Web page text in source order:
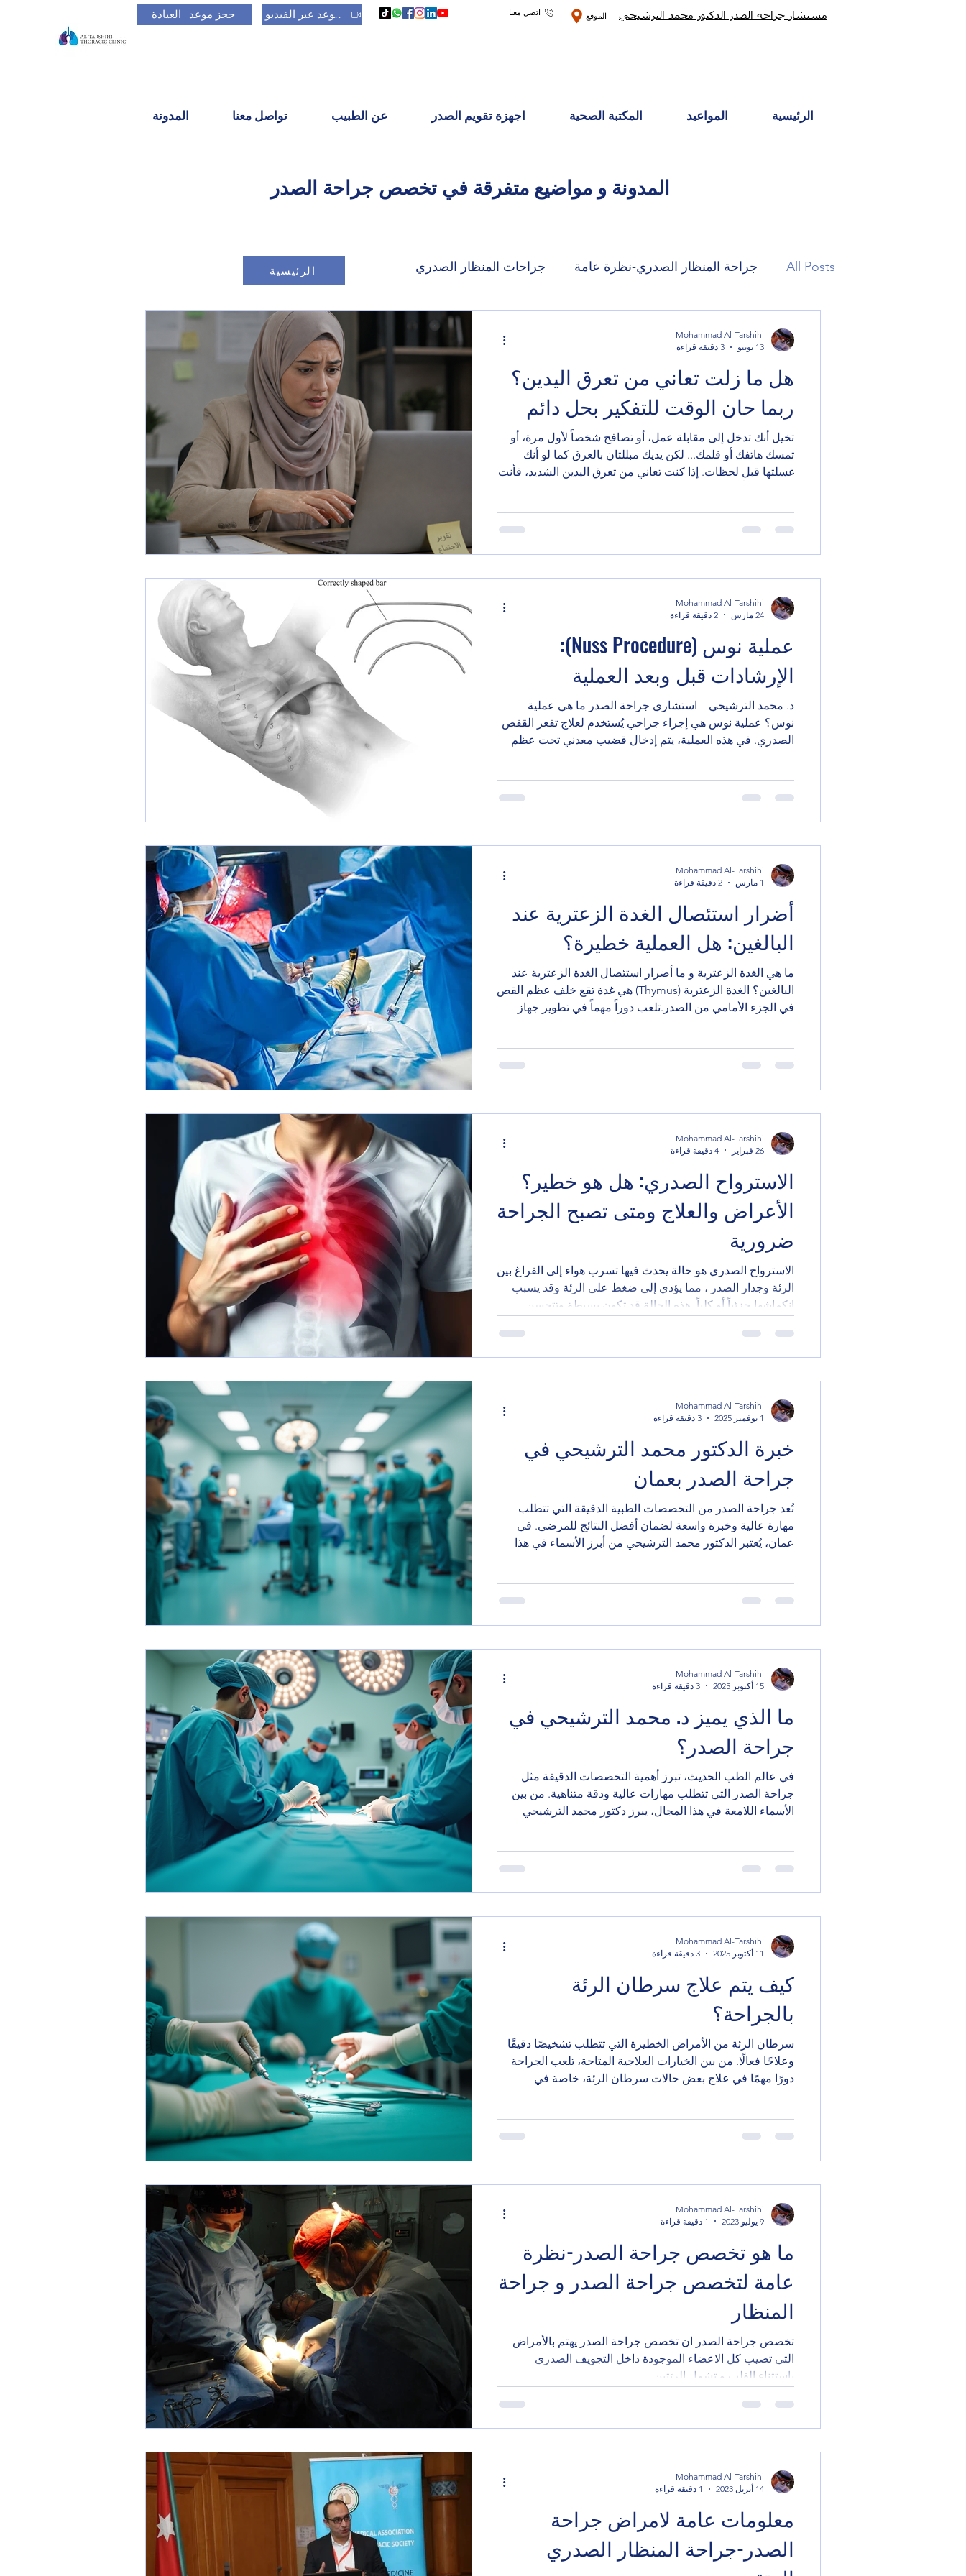
حجز موعد | العيادة حجز موعد عبر الفيديو اتصل معنا الموقع مستشار جراحة الصدر الدكتور محمد الترشيحي
الرئيسية المواعيد المكتبة الصحية اجهزة تقويم الصدر عن الطبيب تواصل معنا المدونة
المدونة و مواضيع متفرقة في تخصص جراحة الصدر
All Posts جراحة المنظار الصدري-نظرة عامة جراحات المنظار الصدري
هل ما زلت تعاني من تعرق اليدين؟
ربما حان الوقت للتفكير بحل دائم
تخيل أنك تدخل إلى مقابلة عمل، أو تصافح شخصاً لأول مرة، أو
تمسك هاتفك أو قلمك... لكن يديك مبللتان بالعرق كما لو أنك
غسلتها قبل لحظات. إذا كنت تعاني من تعرق اليدين الشديد، فأنت
وحتى العلاقات الشخصية. دعنا نسألك بعض الأسئلة هل يحدث
تعرق يدي. ☐ أشعر بالإحراج عندما يلاحظ الناس أن يدي مبللتان.
☐ تتبلل أوراقي أو شاش
Mohammad Al-Tarshihi
13 يونيو
3 دقيقة قراءة
عملية نوس (Nuss Procedure):
الإرشادات قبل وبعد العملية
د. محمد الترشيحي – استشاري جراحة الصدر ما هي عملية
نوس؟ عملية نوس هي إجراء جراحي يُستخدم لعلاج تقعر القفص
الصدري. في هذه العملية، يتم إدخال قضيب معدني تحت عظم
تُعتبر هذه الطريقة من أحدث الأساليب، وتُعطي نتائج تجميلية
التوقف عن التدخين: يجب التوقف عن التدخين تمامًا. إيقاف بعض
الأدوية: مثل مميعات الدم، بعد ا
Mohammad Al-Tarshihi
24 مارس
2 دقيقة قراءة
أضرار استئصال الغدة الزعترية عند
البالغين: هل العملية خطيرة؟
ما هي الغدة الزعترية و ما أضرار استئصال الغدة الزعترية عند
البالغين؟ الغدة الزعترية (Thymus) هي غدة تقع خلف عظم القص
في الجزء الأمامي من الصدر.تلعب دوراً مهماً في تطوير جهاز
نسيج دهني مع التقدم في العمر. متى يتم استئصال الغدة
(Thymectomy) في الحالات التالية: الوهن العضلي الوبيل
(Myasthenia Gravis) أورام الغدة
Mohammad Al-Tarshihi
1 مارس
2 دقيقة قراءة
الاسترواح الصدري: هل هو خطير؟
الأعراض والعلاج ومتى تصبح الجراحة
ضرورية
الاسترواح الصدري هو حالة يحدث فيها تسرب هواء إلى الفراغ بين
الرئة وجدار الصدر ، مما يؤدي إلى ضغط على الرئة وقد يسبب
انكماشها جزئياً أو كلياً. هذه الحالة قد تكون بسيطة وتتحسن
الاسترواح الصدري؟ أكثر الأعراض شيوعاً: ألم مفاجئ وحاد في
الصدر ضيق في التنفس صعوبة في أخذ نفس عميق تسارع في
الاسترواح الصدري؟ 1️⃣ الاسترواح ا
Mohammad Al-Tarshihi
26 فبراير
4 دقيقة قراءة
خبرة الدكتور محمد الترشيحي في
جراحة الصدر بعمان
تُعد جراحة الصدر من التخصصات الطبية الدقيقة التي تتطلب
مهارة عالية وخبرة واسعة لضمان أفضل النتائج للمرضى. في
عمان، يُعتبر الدكتور محمد الترشيحي من أبرز الأسماء في هذا
أهم أنواع جراحات الصدر، وكيف يمكن للمرضى الاستفادة من
الترشيحي؟ يُعرف الدكتور محمد الترشيحي بكونه من الأطباء
الرائدين في مجال جراحة الصدر في عمان. يمتلك
Mohammad Al-Tarshihi
1 نوفمبر 2025
3 دقيقة قراءة
ما الذي يميز د. محمد الترشيحي في
جراحة الصدر؟
في عالم الطب الحديث، تبرز أهمية التخصصات الدقيقة مثل
جراحة الصدر التي تتطلب مهارات عالية ودقة متناهية. من بين
الأسماء اللامعة في هذا المجال، يبرز دكتور محمد الترشيحي
الترشيحي في هذا التخصص، مع تسليط الضوء على خبراته،
محمد الترشيحي جراحة الصدر: خبرة ومهارة في خدمة المرضى
يتمتع د. محمد الترشيحي بخبرة واسعة في مجا
Mohammad Al-Tarshihi
15 أكتوبر 2025
3 دقيقة قراءة
كيف يتم علاج سرطان الرئة
بالجراحة؟
سرطان الرئة من الأمراض الخطيرة التي تتطلب تشخيصًا دقيقًا
وعلاجًا فعالًا. من بين الخيارات العلاجية المتاحة، تلعب الجراحة
دورًا مهمًا في علاج بعض حالات سرطان الرئة، خاصة في
ومتى تكون الجراحة الخيار الأنسب. طرق علاج سرطان الرئة
حجمه، ومدى انتشاره. من بين الطرق العلاجية المتاحة: الجراحة :
إزالة الورم أو جزء من الرئة
Mohammad Al-Tarshihi
11 أكتوبر 2025
3 دقيقة قراءة
ما هو تخصص جراحة الصدر-نظرة
عامة لتخصص جراحة الصدر و جراحة
المنظار
تخصص جراحة الصدر ان تخصص جراحة الصدر يهتم بالأمراض
التي تصيب كل الاعضاء الموجودة داخل التجويف الصدري
باستثناء القلب و تشمل الرئتين...
Mohammad Al-Tarshihi
9 يوليو 2023
1 دقيقة قراءة
معلومات عامة لامراض جراحة
الصدر-جراحة المنظار الصدري
Mohammad Al-Tarshihi
14 أبريل 2023
1 دقيقة قراءة
الرئيسية